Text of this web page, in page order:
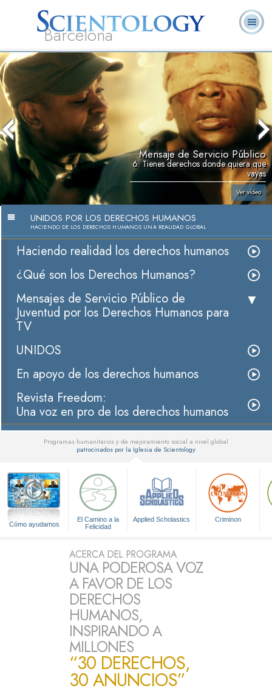
Barcelona
L. Ronald
Hubbard
¿Qué es
Scientology?
Voluntarios
Preguntas más
frecuentes
Libros
Mensaje de Servicio Público
6. Tienes derechos donde quiera que
vayas
Ver vídeo
UNIDOS POR LOS DERECHOS HUMANOS
HACIENDO DE LOS DERECHOS HUMANOS UNA REALIDAD GLOBAL
Haciendo realidad los derechos humanos
¿Qué son los Derechos Humanos?
Mensajes de Servicio Público de
Juventud por los Derechos Humanos para
TV
UNIDOS
En apoyo de los derechos humanos
Revista Freedom:
Una voz en pro de los derechos humanos
Programas humanitarios y de mejoramiento social a nivel global
patrocinados por la Iglesia de Scientology
Cómo ayudamos
El Camino a la
Felicidad
Applied Scholastics Criminon
ACERCA DEL PROGRAMA
UNA PODEROSA VOZ
A FAVOR DE LOS
DERECHOS
HUMANOS,
INSPIRANDO A
MILLONES
“30 DERECHOS,
30 ANUNCIOS”